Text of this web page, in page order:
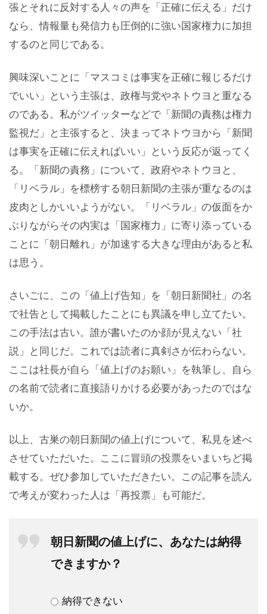
張とそれに反対する人々の声を「正確に伝える」だけ
なら、情報量も発信力も圧倒的に強い国家権力に加担
するのと同じである。
興味深いことに「マスコミは事実を正確に報じるだけ
でいい」という主張は、政権与党やネトウヨと重なる
のである。私がツイッターなどで「新聞の責務は権力
監視だ」と主張すると、決まってネトウヨから「新聞
は事実を正確に伝えればいい」という反応が返ってく
る。「新聞の責務」について、政府やネトウヨと、
「リベラル」を標榜する朝日新聞の主張が重なるのは
皮肉としかいいようがない。「リベラル」の仮面をか
ぶりながらその内実は「国家権力」に寄り添っている
ことに「朝日離れ」が加速する大きな理由があると私
は思う。
さいごに、この「値上げ告知」を「朝日新聞社」の名
で社告として掲載したことにも異議を申し立てたい。
この手法は古い。誰が書いたのか顔が見えない「社
説」と同じだ。これでは読者に真剣さが伝わらない。
ここは社長が自ら「値上げのお願い」を執筆し、自ら
の名前で読者に直接語りかける必要があったのではな
いか。
以上、古巣の朝日新聞の値上げについて、私見を述べ
させていただいた。ここに冒頭の投票をいまいちど掲
載する。ぜひ参加していただきたい。この記事を読ん
で考えが変わった人は「再投票」も可能だ。
朝日新聞の値上げに、あなたは納得
できますか？
納得できない